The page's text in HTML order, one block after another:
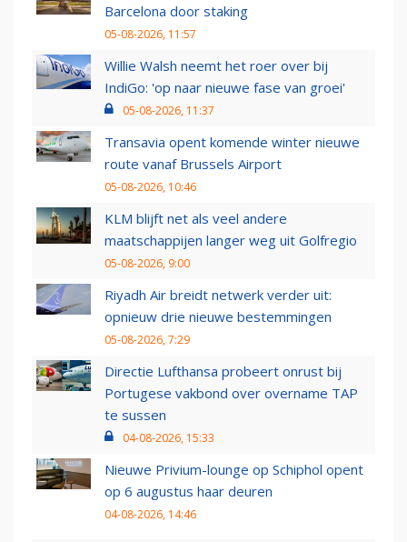
Barcelona door staking
05-08-2026, 11:57
Willie Walsh neemt het roer over bij
IndiGo: 'op naar nieuwe fase van groei'
05-08-2026, 11:37
Transavia opent komende winter nieuwe
route vanaf Brussels Airport
05-08-2026, 10:46
KLM blijft net als veel andere
maatschappijen langer weg uit Golfregio
05-08-2026, 9:00
Riyadh Air breidt netwerk verder uit:
opnieuw drie nieuwe bestemmingen
05-08-2026, 7:29
Directie Lufthansa probeert onrust bij
Portugese vakbond over overname TAP
te sussen
04-08-2026, 15:33
Nieuwe Privium-lounge op Schiphol opent
op 6 augustus haar deuren
04-08-2026, 14:46